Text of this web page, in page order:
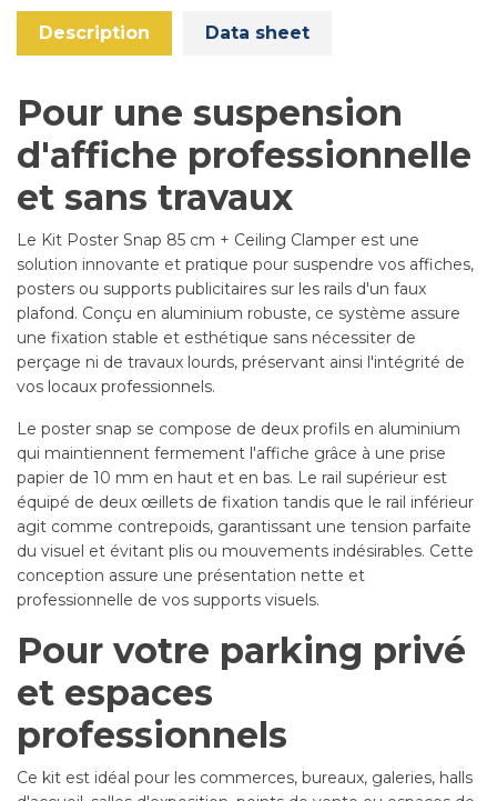
Description Data sheet
Pour une suspension
d'affiche professionnelle
et sans travaux
Le Kit Poster Snap 85 cm + Ceiling Clamper est une
solution innovante et pratique pour suspendre vos affiches,
posters ou supports publicitaires sur les rails d'un faux
plafond. Conçu en aluminium robuste, ce système assure
une fixation stable et esthétique sans nécessiter de
perçage ni de travaux lourds, préservant ainsi l'intégrité de
vos locaux professionnels.
Le poster snap se compose de deux profils en aluminium
qui maintiennent fermement l'affiche grâce à une prise
papier de 10 mm en haut et en bas. Le rail supérieur est
équipé de deux œillets de fixation tandis que le rail inférieur
agit comme contrepoids, garantissant une tension parfaite
du visuel et évitant plis ou mouvements indésirables. Cette
conception assure une présentation nette et
professionnelle de vos supports visuels.
Pour votre parking privé
et espaces
professionnels
Ce kit est idéal pour les commerces, bureaux, galeries, halls